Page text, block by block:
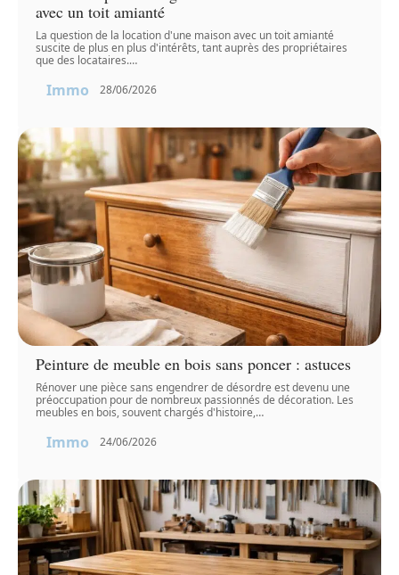
avec un toit amianté
La question de la location d'une maison avec un toit amianté
suscite de plus en plus d'intérêts, tant auprès des propriétaires
que des locataires.…
Immo 28/06/2026
Peinture de meuble en bois sans poncer : astuces
Rénover une pièce sans engendrer de désordre est devenu une
préoccupation pour de nombreux passionnés de décoration. Les
meubles en bois, souvent chargés d'histoire,…
Immo 24/06/2026